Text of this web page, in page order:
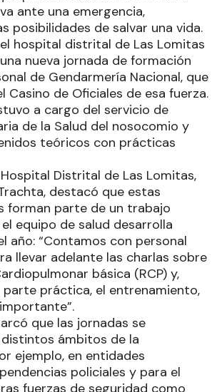
ante una emergencia,
posibilidades de salvar una vida.
hospital distrital de Las Lomitas
nueva jornada de formación
de Gendarmería Nacional, que
Casino de Oficiales de esa fuerza.
a cargo del servicio de
de la Salud del nosocomio y
teóricos con prácticas
Distrital de Las Lomitas,
destacó que estas
forman parte de un trabajo
equipo de salud desarrolla
año: “Contamos con personal
llevar adelante las charlas sobre
básica (RCP) y,
parte práctica, el entrenamiento,
que las jornadas se
ámbitos de la
ejemplo, en entidades
policiales y para el
fuerzas de seguridad como